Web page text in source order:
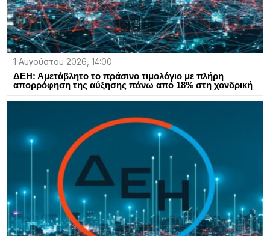
1 Αυγούστου 2026, 14:00
ΔΕΗ: Αμετάβλητο το πράσινο τιμολόγιο με πλήρη
απορρόφηση της αύξησης πάνω από 18% στη χονδρική